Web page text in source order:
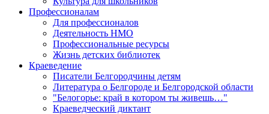
Профессионалам
Для профессионалов
Деятельность НМО
Профессиональные ресурсы
Жизнь детских библиотек
Краеведение
Писатели Белгородчины детям
Литература о Белгороде и Белгородской области
"Белогорье: край в котором ты живешь…"
Краеведческий диктант